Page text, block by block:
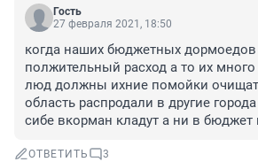
Гость
27 февраля 2021, 18:50
когда наших бюджетных дормоедов
полжительный расход а то их
люд должны ихние помойки
область распродали в другие
сибе вкорман кладут а ни в бюджет
ОТВЕТИТЬ 3